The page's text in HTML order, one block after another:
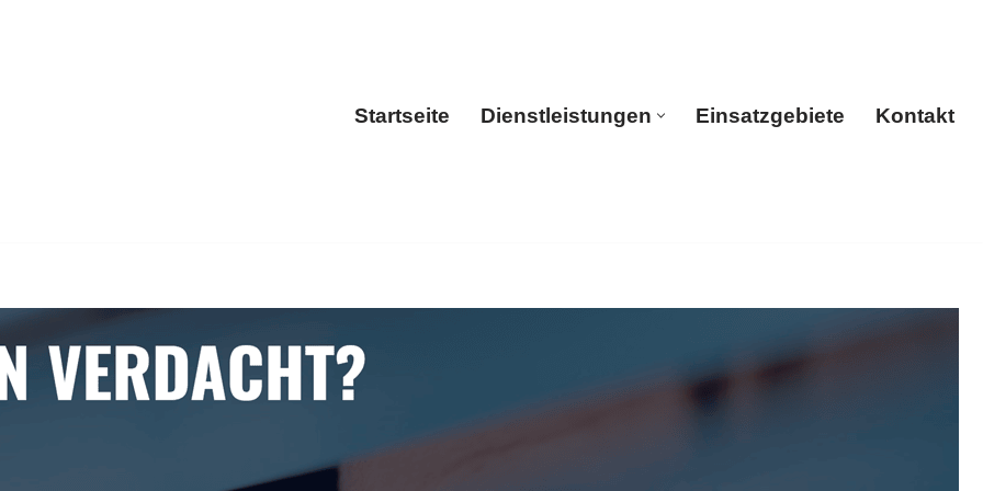
Startseite Dienstleistungen Einsatzgebiete Kontakt